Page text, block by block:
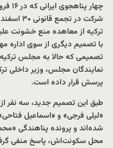
چهار پناهجوی ایرانی که در۱۶
شرکت در تجمع قانونی ۳۰ اسفند
ترکیه از معاهده منع خشونت
با تصمیم دیگری از سوی اداره
تصمیمی که حالا به مجلس
نمایندگان مجلس، وزیر داخلی
پرسش قرار داده است.
طبق این تصمیم جدید، سه نفر
«لیلی فرجی» و «اسماعیل
شده‌اند و پرونده پناهندگی
محل سکونت‌اش، پاسخ منفی